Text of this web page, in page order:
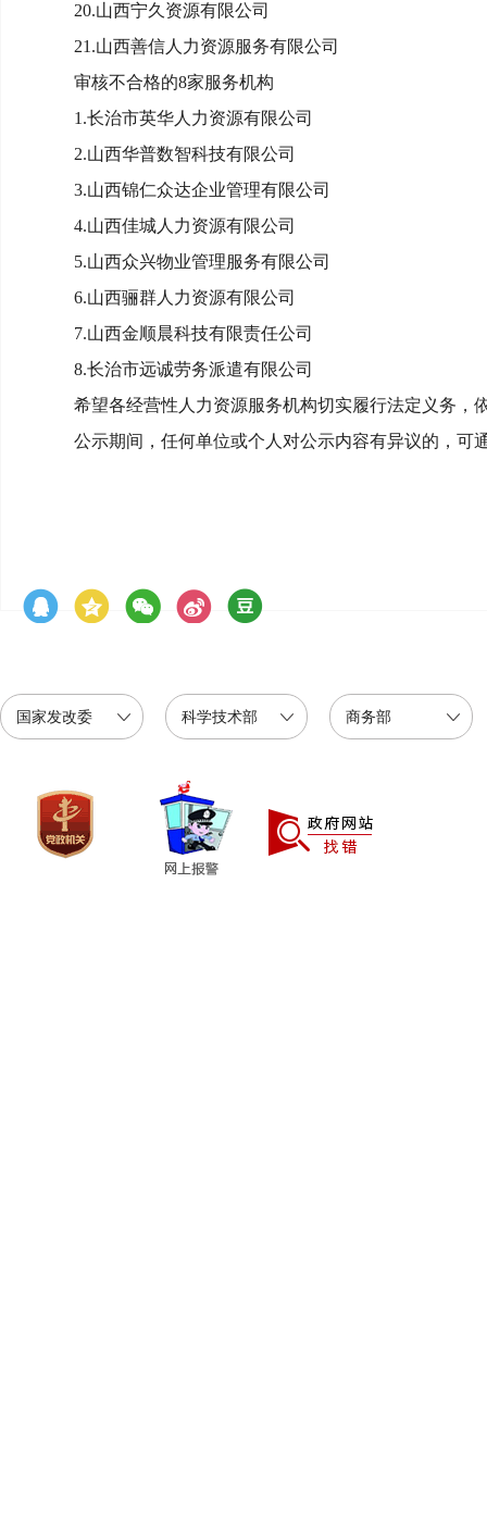
20.山西宁久资源有限公司
21.山西善信人力资源服务有限公司
审核不合格的8家服务机构
1.长治市英华人力资源有限公司
2.山西华普数智科技有限公司
3.山西锦仁众达企业管理有限公司
4.山西佳城人力资源有限公司
5.山西众兴物业管理服务有限公司
6.山西骊群人力资源有限公司
7.山西金顺晨科技有限责任公司
8.长治市远诚劳务派遣有限公司
希望各经营性人力资源服务机构切实履行法定义务，
公示期间，任何单位或个人对公示内容有异议的，可
国家发改委 科学技术部 商务部